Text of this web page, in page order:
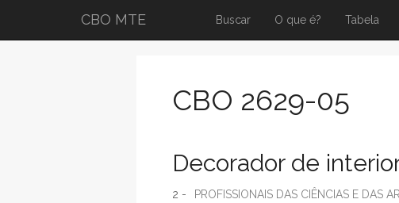
CBO MTE Buscar O que é? Tabela
CBO 2629-05
Decorador de
2 - PROFISSIONAIS DAS CIÊNCIAS E DAS